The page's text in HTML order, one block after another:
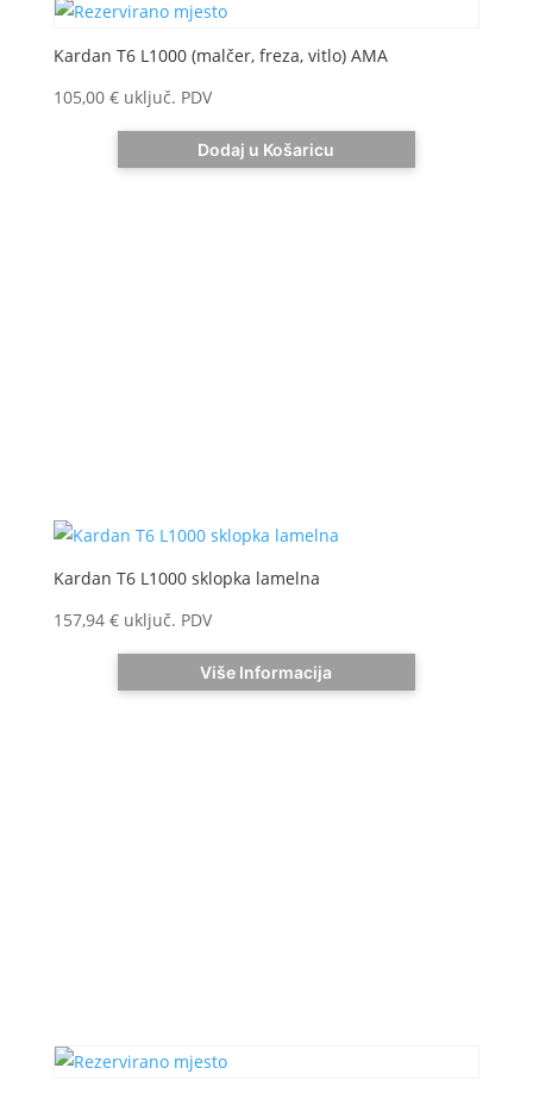
Kardan T6 L1000 (malčer, freza, vitlo) AMA
105,00 € uključ. PDV
Dodaj u Košaricu
Kardan T6 L1000 sklopka lamelna
157,94 € uključ. PDV
Više Informacija